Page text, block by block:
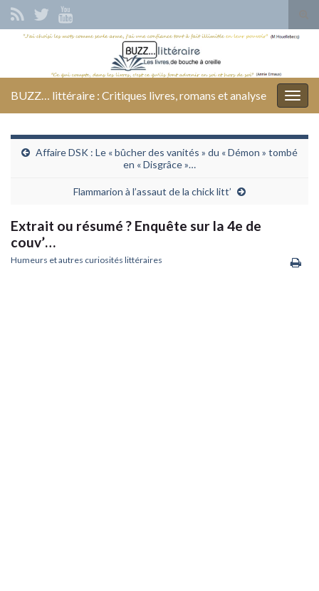
Search for:
BUZZ… littéraire : Critiques livres, romans et analyse
Affaire DSK : Le « bûcher des vanités » du « Démon » tombé
en « Disgrâce »…
Flammarion à l’assaut de la chick litt’
Extrait ou résumé ? Enquête sur la 4e de
couv’…
Humeurs et autres curiosités littéraires